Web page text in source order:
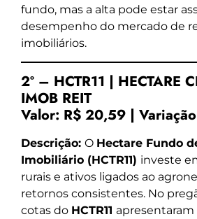
fundo, mas a alta pode estar
desempenho do mercado de
imobiliários.
2º – HCTR11 | HECTARE
IMOB REIT
Valor: R$ 20,59 |
Descrição: O Hectare Fundo
Imobiliário (HCTR11) investe
rurais e ativos ligados ao
retornos consistentes. No
cotas do HCTR11